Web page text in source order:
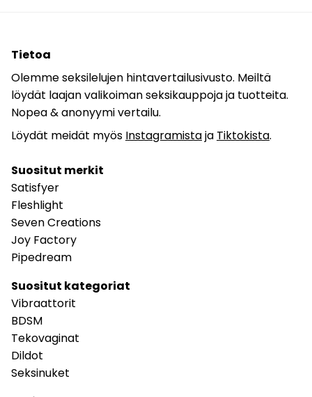
Tietoa
Olemme seksilelujen hintavertailusivusto. Meiltä
löydät laajan valikoiman seksikauppoja ja tuotteita.
Nopea & anonyymi vertailu.
Löydät meidät myös Instagramistaja Tiktokista.
Suositut merkit
Satisfyer
Fleshlight
Seven Creations
Joy Factory
Pipedream
Suositut kategoriat
Vibraattorit
BDSM
Tekovaginat
Dildot
Seksinuket